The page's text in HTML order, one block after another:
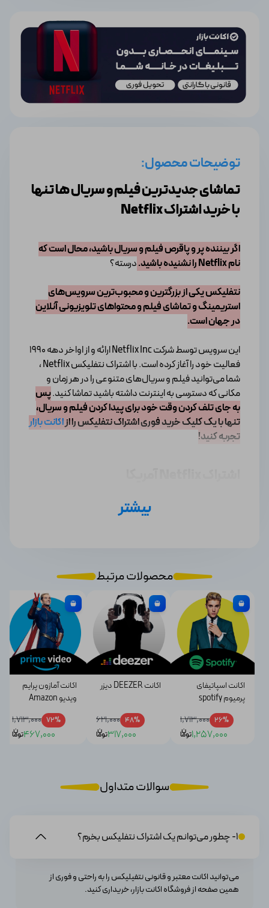
توضیحات محصول:
تماشای جدیدترین فیلم و سریال ها تنها
با خرید اشتراک Netflix
اگر بیننده پر و پاقرص فیلم و سریال باشید، محال است که
نام Netflix را نشنیده باشید.
درسته؟
نتفلیکس یکی از بزرگترین و محبوب‌ترین سرویس‌های
استریمینگ و تماشای فیلم و محتواهای تلویزیونی آنلاین
در جهان است.
این سرویس توسط شرکت Netflix Inc ارائه و از اواخر دهه ۱۹۹۰
فعالیت خود را آغاز کرده است. با اشتراک نتفلیکس Netflix ،
شما می‌توانید فیلم و سریال‌های متنوعی را در هر زمان و
مکانی که دسترسی به اینترنت داشته باشید تماشا کنید.پس
به جای تلف کردن وقت خود برای پیدا کردن فیلم و سریال،
تنها با یک کلیک خرید فوری اشتراک نتفلیکس را ازاکانت بازار
تجربه کنید!
به دنیای جذاب نتفلیکس خوش آمدید، جایی که داستان‌ها
با گسترده‌ترین و گوناگون‌ترین مجموعه‌های فیلم و سریال،
نتفلیکس تبدیل به پنجره‌ای به دنیای بی‌پایان از هیجان،
عشق و معماها تبدیل شده است. از جنگ های تاریخی تا
آینده فانتزی، هر روز یک سفر جدید با نتفلیکس آغاز می‌شود.
آماده‌اید تا بر روی موج فیلم‌ها و سریال‌های بی‌پایان ما سوار
شوید؟
ویژگی و مزایای خرید اکانت NETFLIX
ویژگی‌ها و مزایای خرید اکانت نتفلیکس عبارتند از:
است که ژانرهای مختلف را پوشش می دهد.
· پخش آنلاین
بیشتر
محصولات مرتبط
اکانت اسپاتیفای
پرمیوم spotify
premium
26%
1,713,000
1,257,000توما
ن
اکانت DEEZER دیزر
48%
621,000
317,000توما
ن
اکانت آمازون پرایم
ویدیو Amazon
Prime Video
72%
1,713,000
467,000توما
ن
سوالات متداول
1- چطور می‌توانم یک اشتراک نتفلیکس بخرم؟
می‌توانید اکانت معتبر و قانونی نتفیلیکس را به راحتی و فوری از
همین صفحه از فروشگاه اکانت بازار، خریداری کنید.